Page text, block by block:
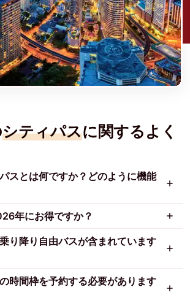
シティパスに関するよく
スとは何ですか？どのように機能
年にお得ですか？
り降り自由バスが含まれています
時間枠を予約する必要があります